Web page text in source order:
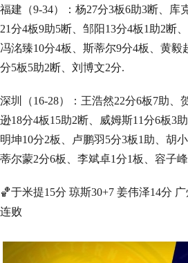
福建（9-34）：杨27分3板6助3断、库
21分4板9助5断、邹阳13分4板1助2断
冯洺臻10分4板、斯蒂尔9分4板、黄毅
分5板5助2断、刘博文2分.
深圳（16-28）：王浩然22分6板7助、
逊18分4板15助2断、威姆斯11分6板3
明坤10分2板、卢鹏羽5分3板1助、胡
蒂尔蒙2分6板、李斌卓1分1板、容子峰
🏀于米提15分 琼斯30+7 姜伟泽14分
连败